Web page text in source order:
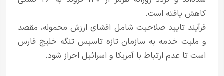
کاهش یافته است.
فرآیند تایید صلاحیت شامل افشای ارزش محموله، مقصد
و ملیت خدمه به سازمان تازه تاسیس تنگه خلیج فارس
است تا عدم ارتباط با آمریکا و اسرائیل احراز شود.